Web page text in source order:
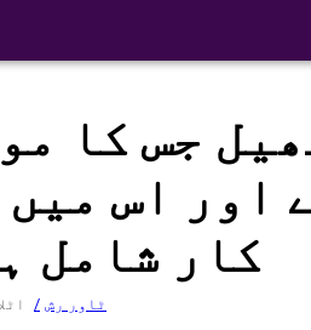
جس کا
اور اس
کار شامل
ٹاور رش